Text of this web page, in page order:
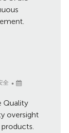
and
全
已
布
Quality
oversight